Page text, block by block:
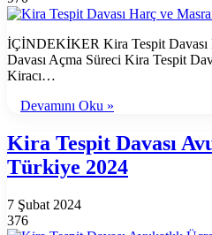
İÇİNDEKİKER Kira Tespit Davası
Davası Açma Süreci Kira Tespit
Kiracı…
Devamını Oku »
Kira Tespit Davası
Türkiye 2024
7 Şubat 2024
376